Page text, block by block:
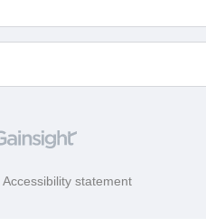
Accessibility statement